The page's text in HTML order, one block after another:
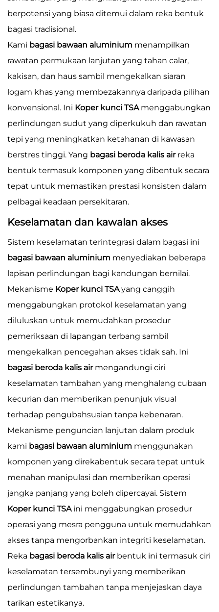
berpotensi yang biasa ditemui dalam reka bentuk
bagasi tradisional.
Kami bagasi bawaan aluminium menampilkan
rawatan permukaan lanjutan yang tahan calar,
kakisan, dan haus sambil mengekalkan siaran
logam khas yang membezakannya daripada pilihan
konvensional. Ini Koper kunci TSA menggabungkan
perlindungan sudut yang diperkukuh dan rawatan
tepi yang meningkatkan ketahanan di kawasan
berstres tinggi. Yang bagasi beroda kalis air reka
bentuk termasuk komponen yang dibentuk secara
tepat untuk memastikan prestasi konsisten dalam
pelbagai keadaan persekitaran.
Keselamatan dan kawalan akses
Sistem keselamatan terintegrasi dalam bagasi ini
bagasi bawaan aluminium menyediakan beberapa
lapisan perlindungan bagi kandungan bernilai.
Mekanisme Koper kunci TSAyang canggih
menggabungkan protokol keselamatan yang
diluluskan untuk memudahkan prosedur
pemeriksaan di lapangan terbang sambil
mengekalkan pencegahan akses tidak sah. Ini
bagasi beroda kalis air mengandungi ciri
keselamatan tambahan yang menghalang cubaan
kecurian dan memberikan penunjuk visual
terhadap pengubahsuaian tanpa kebenaran.
Mekanisme penguncian lanjutan dalam produk
kami bagasi bawaan aluminium menggunakan
komponen yang direkabentuk secara tepat untuk
menahan manipulasi dan memberikan operasi
jangka panjang yang boleh dipercayai. Sistem
Koper kunci TSA ini menggabungkan prosedur
operasi yang mesra pengguna untuk memudahkan
akses tanpa mengorbankan integriti keselamatan.
Reka bagasi beroda kalis air bentuk ini termasuk ciri
keselamatan tersembunyi yang memberikan
perlindungan tambahan tanpa menjejaskan daya
tarikan estetikanya.